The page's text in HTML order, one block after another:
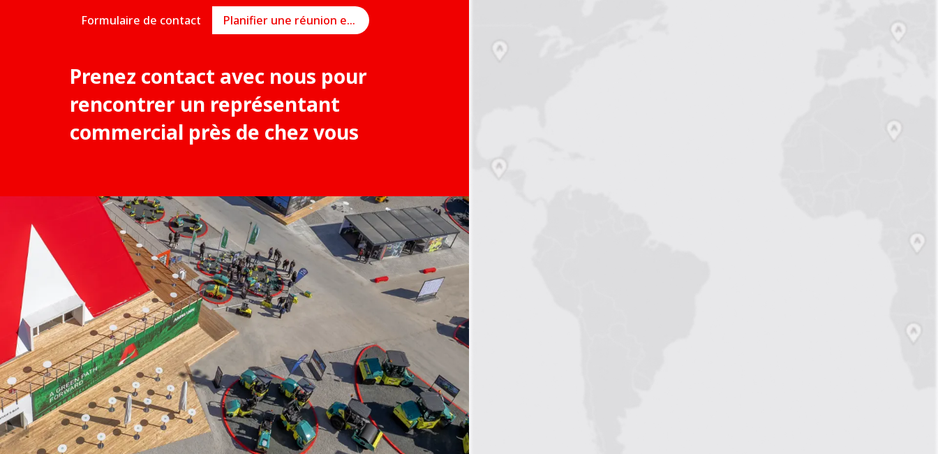
Formulaire de contact Planifier une réunion en ligne
Prenez contact avec nous pour
rencontrer un représentant
commercial près de chez vous